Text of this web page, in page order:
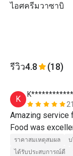
ไอศครีมวาซาบิ
รีวิว4.8 (18)
K
Amazing service
Food was
back!
ราคาสมเหตุสมผล
บ
ได้รับประสบการณ์ดี